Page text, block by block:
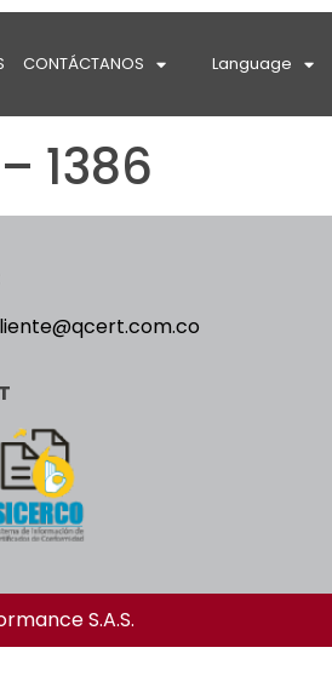
CONTÁCTANOS Language
1386
S.A.S.